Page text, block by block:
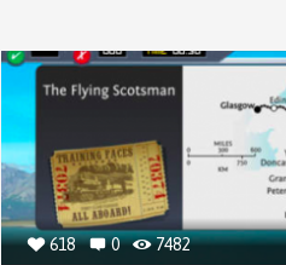
618 0 7482